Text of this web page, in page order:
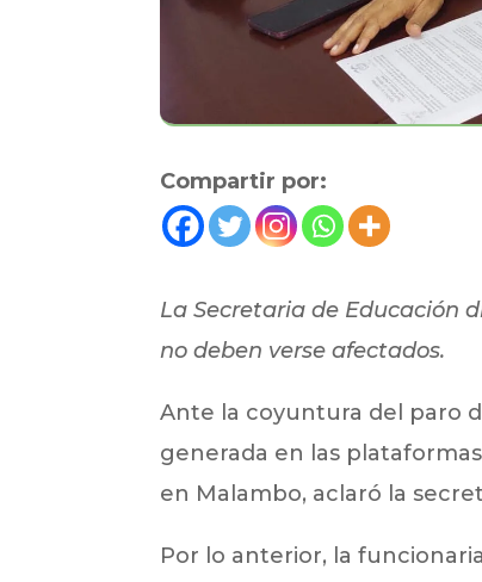
Compartir por:
La Secretaria de Educación
no deben verse afectados.
Ante la coyuntura del paro
generada en las
en Malambo, aclaró la
Por lo anterior, la